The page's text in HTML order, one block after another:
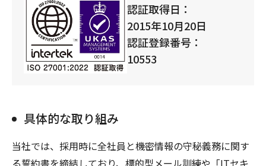
認証取得日：
2015年10月20日
認証登録番号：
10553
具体的な取り組み
当社では、採用時に全社員と機密情報の守秘義務に関す
る誓約書を締結しており、標的型メール訓練や「ITセキ